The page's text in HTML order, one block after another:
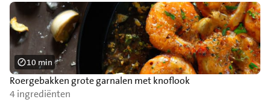
Roergebakken grote garnalen met knoflook
4 ingrediënten
10 min